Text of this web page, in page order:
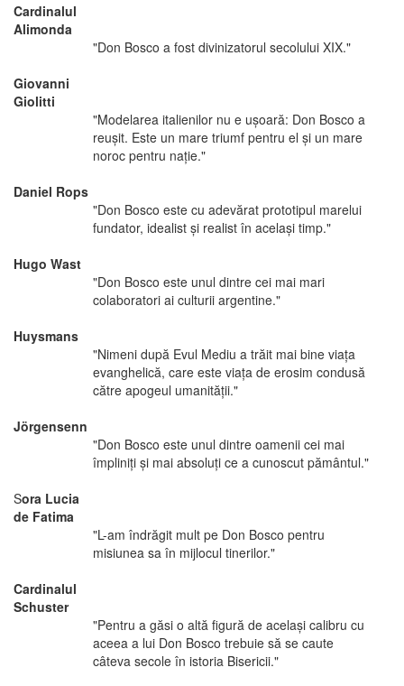
Cardinalul
Alimonda
"Don Bosco a fost divinizatorul secolului XIX."
Giovanni
Giolitti
"Modelarea italienilor nu e uşoară: Don Bosco a
reuşit. Este un mare triumf pentru el şi un mare
noroc pentru naţie."
Daniel Rops
"Don Bosco este cu adevărat prototipul marelui
fundator, idealist şi realist în acelaşi timp."
Hugo Wast
"Don Bosco este unul dintre cei mai mari
colaboratori ai culturii argentine."
Huysmans
"Nimeni după Evul Mediu a trăit mai bine viaţa
evanghelică, care este viaţa de erosim condusă
către apogeul umanităţii."
Jörgensenn
"Don Bosco este unul dintre oamenii cei mai
împliniţi şi mai absoluţi ce a cunoscut pământul."
Sora Lucia
de Fatima
"L-am îndrăgit mult pe Don Bosco pentru
misiunea sa în mijlocul tinerilor."
Cardinalul
Schuster
"Pentru a găsi o altă figură de acelaşi calibru cu
aceea a lui Don Bosco trebuie să se caute
câteva secole în istoria Bisericii."